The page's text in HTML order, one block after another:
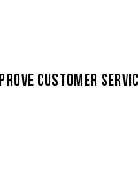
CUSTOMER